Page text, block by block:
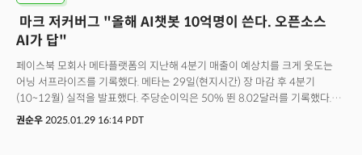
마크 저커버그 "올해 AI챗봇 10억명이 쓴다. 오픈소스
AI가 답"
페이스북 모회사 메타플랫폼의 지난해 4분기 매출이 예상치를 크게 웃도는
어닝 서프라이즈를 기록했다. 메타는 29일(현지시간) 장 마감 후 4분기
(10~12월) 실적을 발표했다. 주당순이익은 50% 뛴 8.02달러를 기록했다.
시장 예상치인 6.77달러를 크게 뛰어넘은 수치다. 매출 역시 전년 대비 21%
권순우 2025.01.29 16:14 PDT